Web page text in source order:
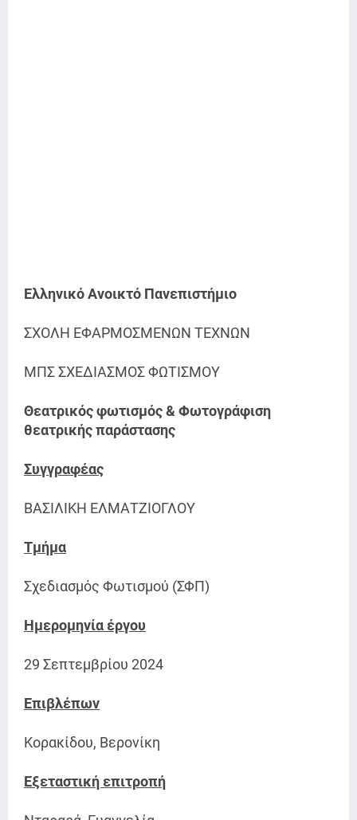
Ελληνικό Ανοικτό Πανεπιστήμιο
ΣΧΟΛΗ ΕΦΑΡΜΟΣΜΕΝΩΝ ΤΕΧΝΩΝ
ΜΠΣ ΣΧΕΔΙΑΣΜΟΣ ΦΩΤΙΣΜΟΥ
Θεατρικός φωτισμός & Φωτογράφιση
θεατρικής παράστασης
Συγγραφέας
ΒΑΣΙΛΙΚΗ ΕΛΜΑΤΖΙΟΓΛΟΥ
Τμήμα
Σχεδιασμός Φωτισμού (ΣΦΠ)
Ημερομηνία έργου
29 Σεπτεμβρίου 2024
Επιβλέπων
Κορακίδου, Βερονίκη
Εξεταστική επιτροπή